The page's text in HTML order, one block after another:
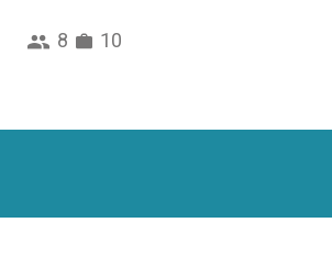
8 10